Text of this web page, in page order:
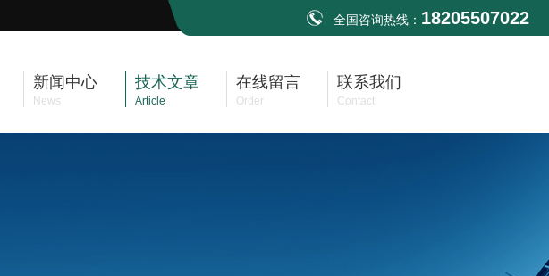
全国咨询热线： 18205507022
新闻中心
News
技术文章
Article
在线留言
Order
联系我们
Contact